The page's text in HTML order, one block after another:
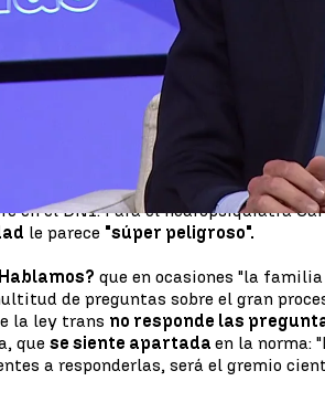
transel pasado 27 de junio, ley que ha
dentro del propio Ejecutivo. Una
añospodrán ir al registro y tendrán
de la identidad de género de la
el procedimiento requerirá la
de los
12 y los 14 años
se podrá
voluntaria, y, por debajo de los 12
en el DNI. Para el neuropsiquiatra
le parece "súper peligroso".
que en ocasiones "la
de preguntas sobre el gran
la ley trans no responde las
quese siente apartadaen la norma:
a responderlas, será el gremio